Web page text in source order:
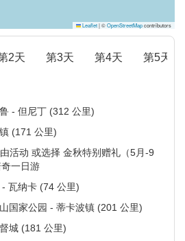
Leaflet|©OpenStreetMapcontributors
2天 第3天 第4天 第5天
- 但尼丁 (312 公里)
(171 公里)
活动 或选择 金秋特别赠礼（5月-9
一日游
瓦纳卡 (74 公里)
国家公园 - 蒂卡波镇 (201 公里)
城 (181 公里)